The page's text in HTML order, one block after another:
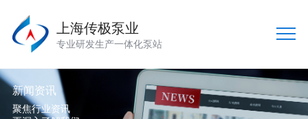
上海传极泵业
专业研发生产一体化泵站
新闻资讯
聚焦行业资讯